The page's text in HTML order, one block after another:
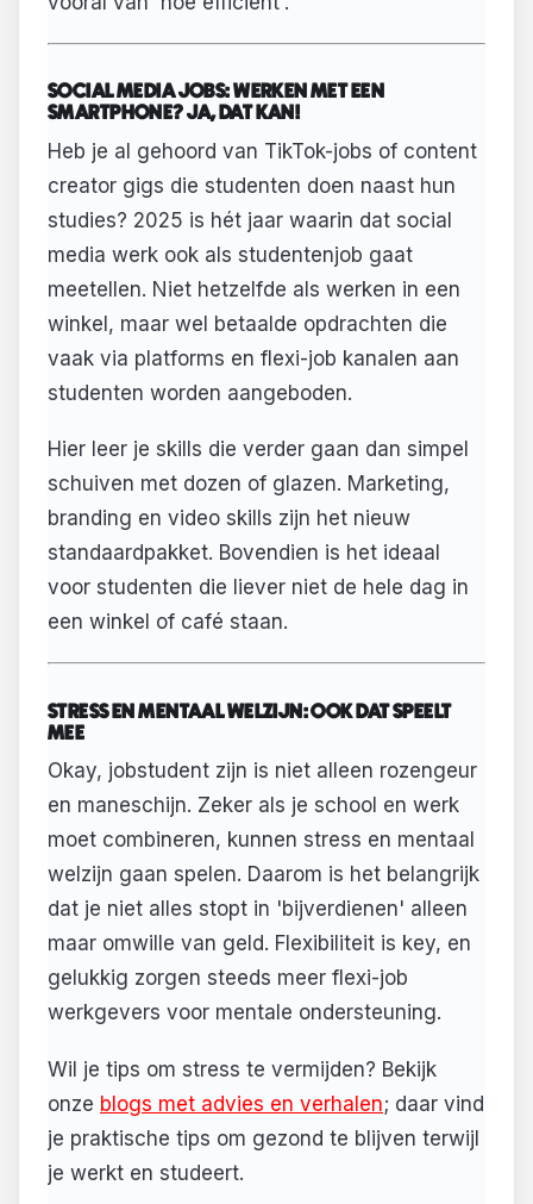
SOCIAL MEDIA JOBS: WERKEN MET EEN
SMARTPHONE? JA, DAT KAN!
Heb je al gehoord van TikTok-jobs of content
creator gigs die studenten doen naast hun
studies? 2025 is hét jaar waarin dat social
media werk ook als studentenjob gaat
meetellen. Niet hetzelfde als werken in een
winkel, maar wel betaalde opdrachten die
vaak via platforms en flexi-job kanalen aan
studenten worden aangeboden.
Hier leer je skills die verder gaan dan simpel
schuiven met dozen of glazen. Marketing,
branding en video skills zijn het nieuw
standaardpakket. Bovendien is het ideaal
voor studenten die liever niet de hele dag in
een winkel of café staan.
STRESS EN MENTAAL WELZIJN: OOK DAT SPEELT
MEE
Okay, jobstudent zijn is niet alleen rozengeur
en maneschijn. Zeker als je school en werk
moet combineren, kunnen stress en mentaal
welzijn gaan spelen. Daarom is het belangrijk
dat je niet alles stopt in 'bijverdienen' alleen
maar omwille van geld. Flexibiliteit is key, en
gelukkig zorgen steeds meer flexi-job
werkgevers voor mentale ondersteuning.
Wil je tips om stress te vermijden? Bekijk
onze blogs met advies en verhalen; daar vind
je praktische tips om gezond te blijven terwijl
je werkt en studeert.